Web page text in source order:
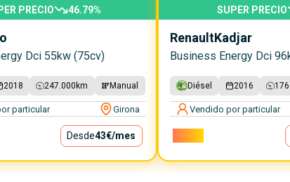
PRECIO 46.79%
Dci 55kw (75cv)
2018 247.000 km Manual
particular Girona
Desde43€/mes
SUPER PRECIO
RenaultKadjar
Business Energy Dci
Diésel 2016
Vendido por particular